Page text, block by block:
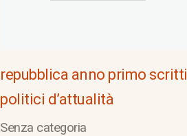
repubblica anno primo scritti
politici d’attualità
Senza categoria